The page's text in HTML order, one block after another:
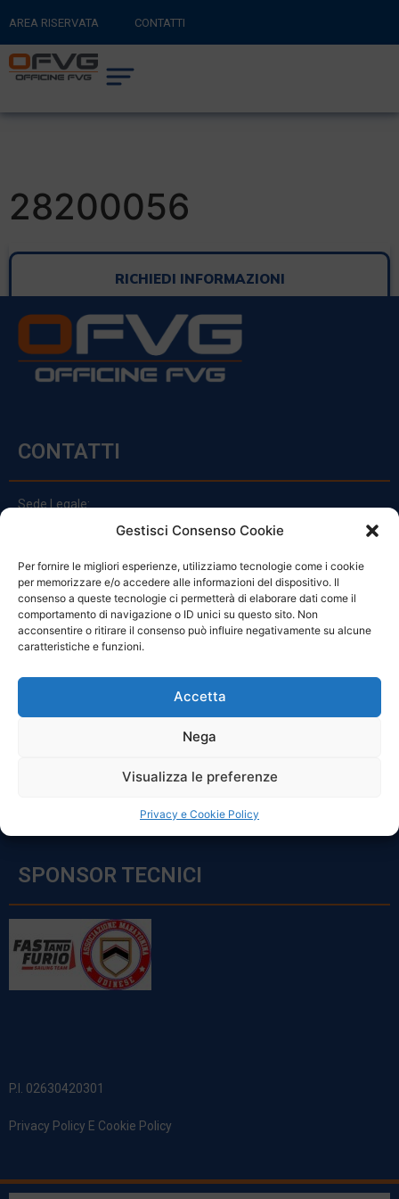
Gestisci Consenso Cookie
Per fornire le migliori esperienze, utilizziamo tecnologie come i cookie
per memorizzare e/o accedere alle informazioni del dispositivo. Il
consenso a queste tecnologie ci permetterà di elaborare dati come il
comportamento di navigazione o ID unici su questo sito. Non
acconsentire o ritirare il consenso può influire negativamente su alcune
caratteristiche e funzioni.
Accetta
Nega
Visualizza le preferenze
Privacy e Cookie Policy
AREA RISERVATA CONTATTI
RITORNA AL SITO PRINCIPALE
CARRELLO
28200056
RICHIEDI INFORMAZIONI
CONTATTI
Sede Legale:
Via Principe Di Udine 144
clienti@officinefvg.it
info@officinefvg.it
posta@officinefvgpec.It
ORARI
Sabato: 8:00 – 12:00
SPONSOR TECNICI
P.I. 02630420301
Privacy Policy E Cookie Policy